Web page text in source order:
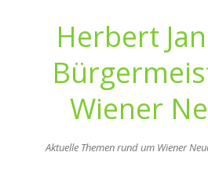
Herbert
Wiener
Aktuelle Themen rund um Wiener